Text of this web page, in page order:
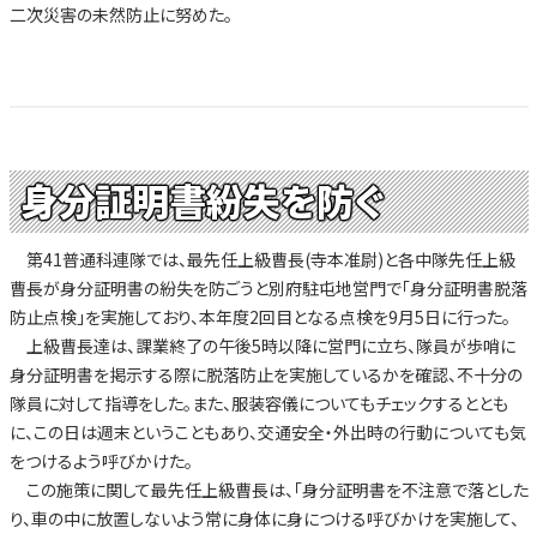
二次災害の未然防止に努めた。
身分証明書紛失を防ぐ
第41普通科連隊では、最先任上級曹長(寺本准尉)と各中隊先任上級
曹長が身分証明書の紛失を防ごうと別府駐屯地営門で「身分証明書脱落
防止点検」を実施しており、本年度2回目となる点検を9月5日に行った。
上級曹長達は、課業終了の午後5時以降に営門に立ち、隊員が歩哨に
身分証明書を掲示する際に脱落防止を実施しているかを確認、不十分の
隊員に対して指導をした。また、服装容儀についてもチェックするととも
に、この日は週末ということもあり、交通安全・外出時の行動についても気
をつけるよう呼びかけた。
この施策に関して最先任上級曹長は、「身分証明書を不注意で落とした
り、車の中に放置しないよう常に身体に身につける呼びかけを実施して、